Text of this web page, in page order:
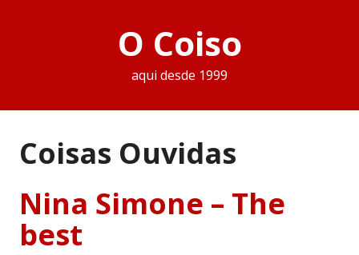
O Coiso
aqui desde 1999
Coisas Ouvidas
Nina Simone – The
best